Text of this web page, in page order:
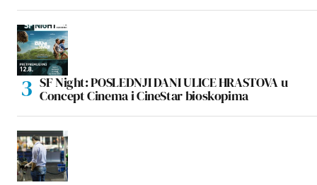
SF Night: POSLEDNJI DANI ULICE HRASTOVA u
Concept Cinema i CineStar bioskopima